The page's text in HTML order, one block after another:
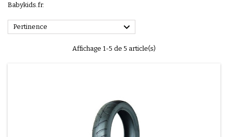
Babykids.fr.
Pertinence 
Affichage 1-5 de 5 article(s)